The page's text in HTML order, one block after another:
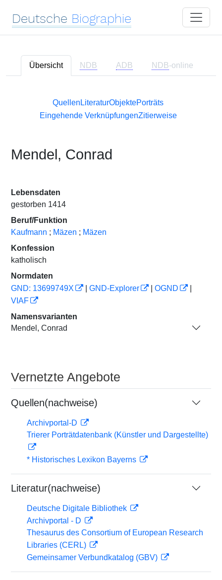
Deutsche Biographie
Übersicht NDB ADB NDB-online
Quellen LiteraturObjektePorträts
Eingehende VerknüpfungenZitierweise
Mendel, Conrad
Lebensdaten
gestorben 1414
Beruf/Funktion
Kaufmann ; Mäzen ; Mäzen
Konfession
katholisch
Normdaten
GND: 13699749X
GND-Explorer OGND
VIAF
Namensvarianten
Mendel, Conrad
Vernetzte Angebote
Quellen(nachweise)
Archivportal-D
Trierer Porträtdatenbank (Künstler und Dargestellte)
* Historisches Lexikon Bayerns
Literatur(nachweise)
Deutsche Digitale Bibliothek
Archivportal - D
Thesaurus des Consortium of European Research
Libraries (CERL)
Gemeinsamer Verbundkatalog (GBV)